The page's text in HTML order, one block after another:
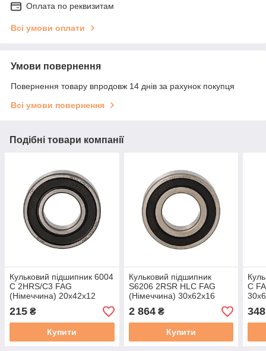
Оплата по реквизитам
Всі умови оплати
Умови повернення
Повернення товару впродовж 14 днів за рахунок покупця
Всі умови повернення
Подібні товари компанії
Кульковий підшипник 6004
C 2HRS/C3 FAG
(Німеччина) 20x42x12
радіальний
215 ₴
Купити
Кульковий підшипник
S6206 2RSR HLC FAG
(Німеччина) 30x62x16
радіальний
2 864₴
Купити
C
348